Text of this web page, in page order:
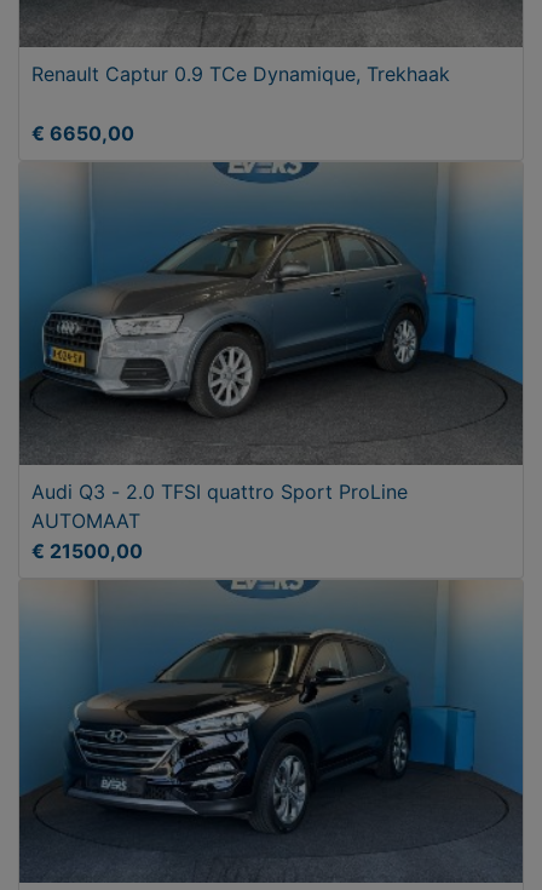
Renault Captur 0.9 TCe Dynamique, Trekhaak
€ 6650,00
Audi Q3 - 2.0 TFSI quattro Sport ProLine
AUTOMAAT
€ 21500,00